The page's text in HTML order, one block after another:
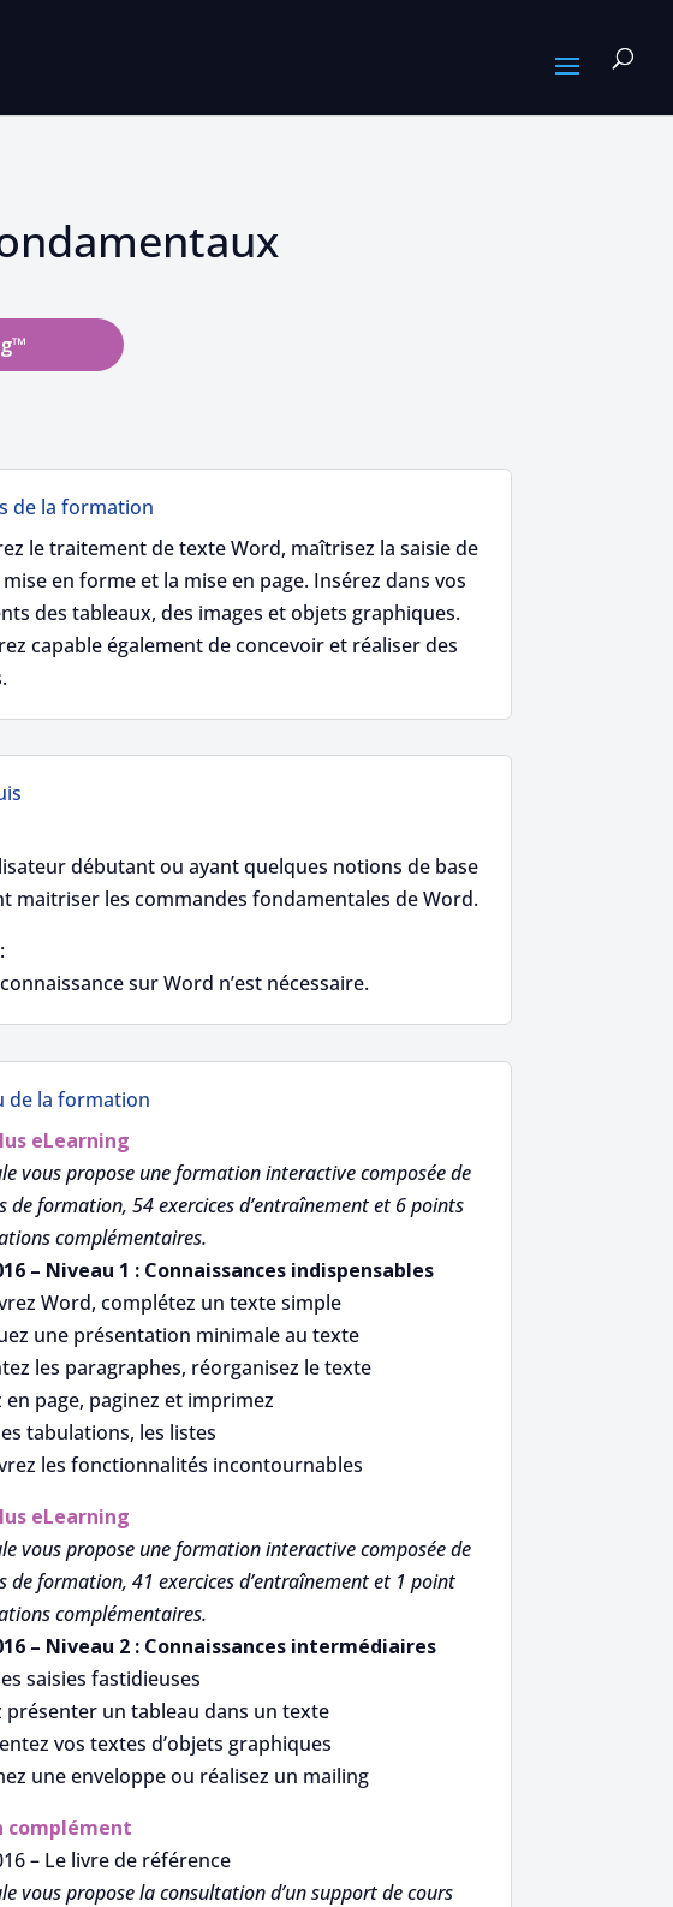
de la formation
le traitement de texte Word, maîtrisez la saisie de
en forme et la mise en page. Insérez dans vos
des tableaux, des images et objets graphiques.
capable également de concevoir et réaliser des
débutant ou ayant quelques notions de base
maitriser les commandes fondamentales de Word.
:
sur Word n’est nécessaire.
de la formation
eLearning
vous propose une formation interactive composée de
de formation, 54 exercices d’entraînement et 6 points
complémentaires.
– Niveau 1 : Connaissances indispensables
Word, complétez un texte simple
une présentation minimale au texte
les paragraphes, réorganisez le texte
en page, paginez et imprimez
tabulations, les listes
les fonctionnalités incontournables
eLearning
vous propose une formation interactive composée de
de formation, 41 exercices d’entraînement et 1 point
complémentaires.
– Niveau 2 : Connaissances intermédiaires
saisies fastidieuses
présenter un tableau dans un texte
vos textes d’objets graphiques
une enveloppe ou réalisez un mailing
complément
– Le livre de référence
vous propose la consultation d’un support de cours